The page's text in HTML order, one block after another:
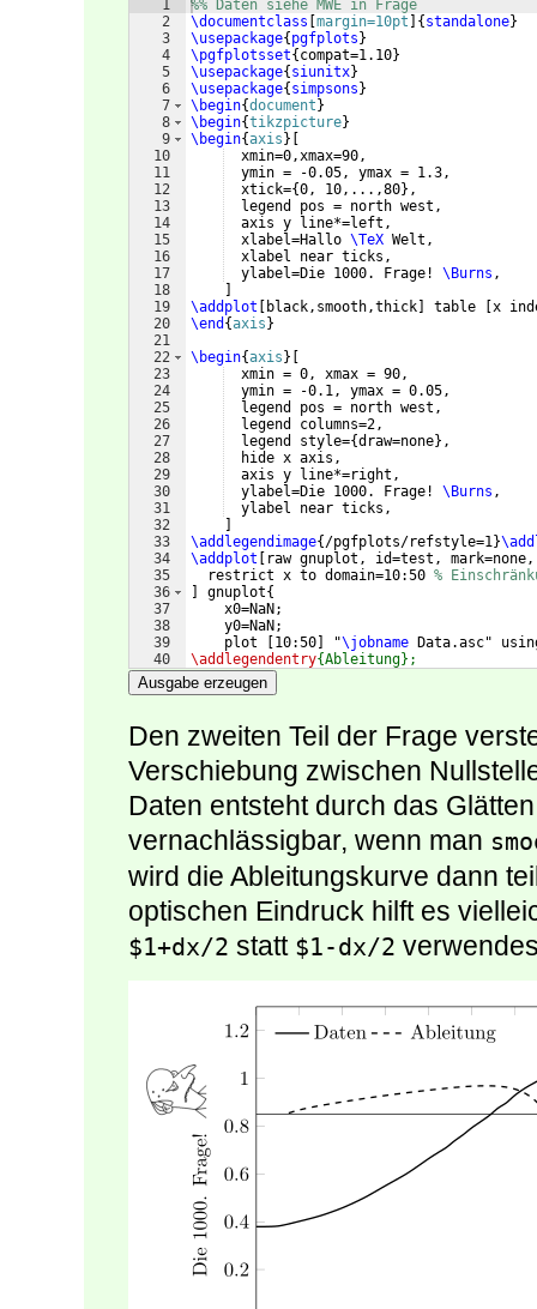
1
2
3
4
5
6
7
8
9
10
11
12
13
14
15
16
17
18
19
20
21
22
23
24
25
26
27
28
29
30
31
32
33
34
35
36
37
38
39
40
41
%% Daten siehe MWE in Frage
\documentclass margin=10pt { standalone}
\usepackage{ pgfplots }
\pgfplotsset{ compat=1.10}
\usepackage{ siunitx}
\usepackage{ simpsons }
\begin{document }
\begin{tikzpicture}
\begin{axis }
  xmin=0,xmax=90,
  ymin = -0.05, ymax = 1.3,
  xtick=
{0, 10,...,80} ,
  legend pos = north west,
  axis y line*=left,
  xlabel=Hallo
\TeX Welt,
  xlabel near ticks,
  ylabel=Die 1000. Frage!
\Burns ,
\addplot
black,smooth,thick table
x
\end {axis }
\begin{axis }
  xmin = 0, xmax = 90,
  ymin = -0.1, ymax = 0.05,
  legend pos = north west,
  legend columns=2,
  legend style=
{draw=none} ,
  hide x axis,
  axis y line*=right,
  ylabel=Die 1000. Frage!
\Burns ,
  ylabel near ticks,
\addlegendimage{ /pgfplots/refstyle=1}
\addplot
raw gnuplot, id=test,
  restrict x to domain=10:50
%
gnuplot{
    x0=NaN;
    y0=NaN;
    plot
10:50 "\jobname Data.asc"
\addlegendentry{Ableitung};
\draw (axis cs: 0,0) -- (axis cs: 90,0);
Ausgabe erzeugen
Den zweiten Teil der Frage
Verschiebung zwischen
Daten entsteht durch das
vernachlässigbar, wenn man
wird die Ableitungskurve dann
optischen Eindruck hilft es
$1+dx/2 statt $1-dx/2